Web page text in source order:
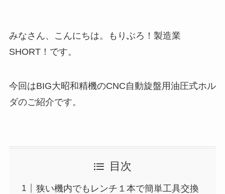
みなさん、こんにちは。もりぶろ！製造業
SHORT！です。
今回はBIG大昭和精機のCNC自動旋盤用油圧式ホル
ダのご紹介です。
目次
狭い機内でもレンチ１本で簡単工具交換